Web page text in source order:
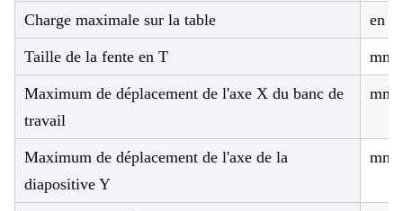
Charge maximale sur la table en
Taille de la fente en T mm
Maximum de déplacement de l'axe X du banc de
travail
mm
Maximum de déplacement de l'axe de la
diapositive Y
mm